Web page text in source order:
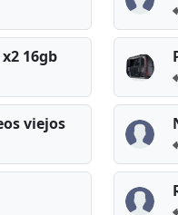
16gb
viejos